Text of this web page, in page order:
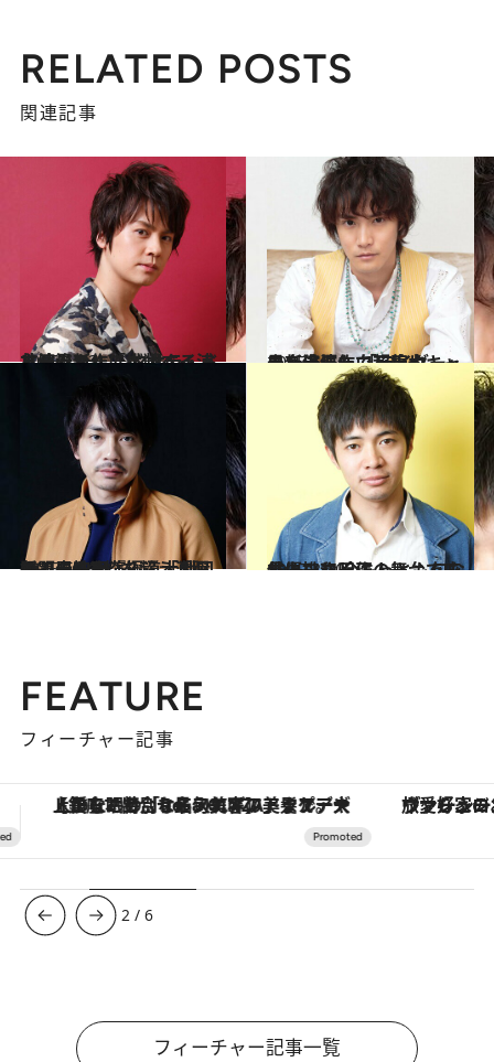
RELATED POSTS
関連記事
2015.1.23
主演最新作「ボンベイ ドリームス」で マサラ・ミュージカルに挑戦する浦井健治
カルチャー 2015.6.5
最新出演作で超腕力キャラを演じた 「ライダー」出身俳優・白石隼也
カルチャー
2015.5.15
話題の映画『極道大戦争』にも出演！ 「劇団EXILE」の枠を超え活躍する青柳翔
カルチャー 2015.3.20
井上ひさし作の舞台で座長に挑む 今もっとも旬な俳優、和田正人
カルチャー
FEATURE
フィーチャー記事
ヴァシュロン・コンスタンタン「オーヴァーシーズ・オートマティック」。旅愛好家のお気に入りコレクションから、ジェンダーレスな新作が登場
3 /6
フィーチャー記事一覧